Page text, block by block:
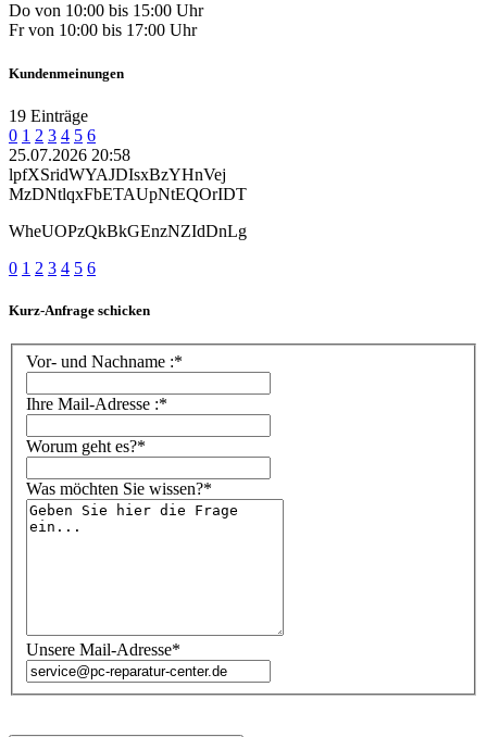
Do von 10:00 bis 15:00 Uhr
Fr von 10:00 bis 17:00 Uhr
Kundenmeinungen
19 Einträge
0 1 2 3 4 5 6
25.07.2026 20:58
lpfXSridWYAJDIsxBzYHnVej
MzDNtlqxFbETAUpNtEQOrIDT
WheUOPzQkBkGEnzNZIdDnLg
0 1 2 3 4 5 6
Kurz-Anfrage schicken
Vor- und Nachname :*
Ihre Mail-Adresse :*
Worum geht es?*
Was möchten Sie wissen?*
Unsere Mail-Adresse*